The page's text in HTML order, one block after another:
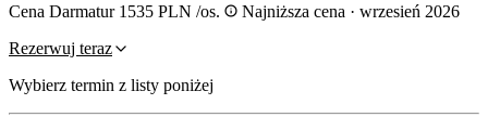
Cena Darmatur 1535 PLN /os.
Najniższa cena · wrzesień 2026
Rezerwuj teraz
Wybierz termin z listy poniżej